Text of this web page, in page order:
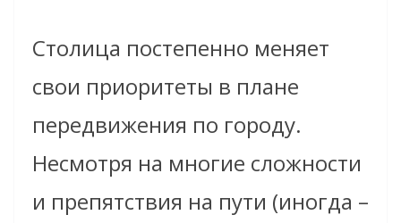
Столица постепенно меняет
свои приоритеты в плане
передвижения по городу.
Несмотря на многие сложности
и препятствия на пути (иногда –